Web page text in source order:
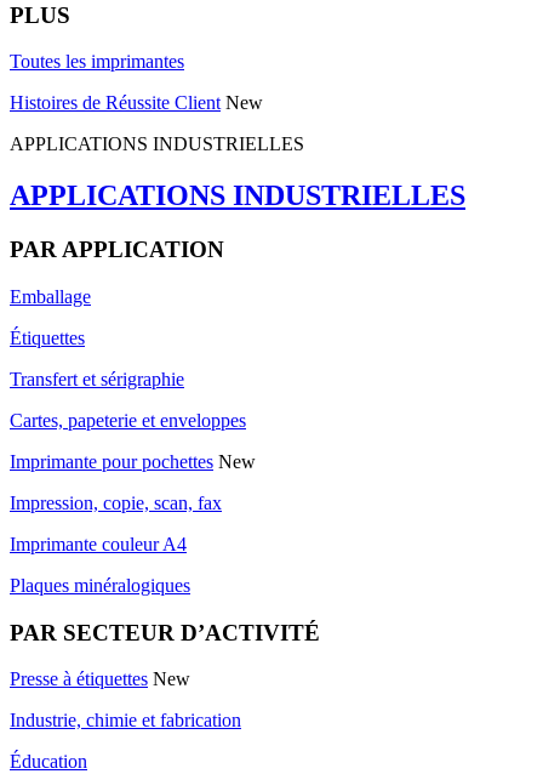
PLUS
Toutes les imprimantes
Histoires de Réussite Client New
APPLICATIONS INDUSTRIELLES
APPLICATIONS INDUSTRIELLES
PAR APPLICATION
Emballage
Étiquettes
Transfert et sérigraphie
Cartes, papeterie et enveloppes
Imprimante pour pochettes New
Impression, copie, scan, fax
Imprimante couleur A4
Plaques minéralogiques
PAR SECTEUR D’ACTIVITÉ
Presse à étiquettes New
Industrie, chimie et fabrication
Éducation